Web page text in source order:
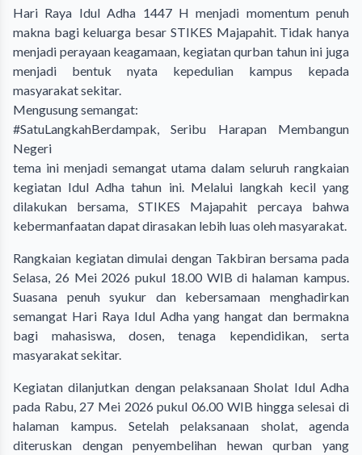
Hari Raya Idul Adha 1447 H menjadi momentum penuh
makna bagi keluarga besar STIKES Majapahit. Tidak hanya
menjadi perayaan keagamaan, kegiatan qurban tahun ini juga
menjadi bentuk nyata kepedulian kampus kepada
masyarakat sekitar.
Mengusung semangat:
#SatuLangkahBerdampak, Seribu Harapan Membangun
Negeri
tema ini menjadi semangat utama dalam seluruh rangkaian
kegiatan Idul Adha tahun ini. Melalui langkah kecil yang
dilakukan bersama, STIKES Majapahit percaya bahwa
kebermanfaatan dapat dirasakan lebih luas oleh masyarakat.
Rangkaian kegiatan dimulai dengan Takbiran bersama pada
Selasa, 26 Mei 2026 pukul 18.00 WIB di halaman kampus.
Suasana penuh syukur dan kebersamaan menghadirkan
semangat Hari Raya Idul Adha yang hangat dan bermakna
bagi mahasiswa, dosen, tenaga kependidikan, serta
masyarakat sekitar.
Kegiatan dilanjutkan dengan pelaksanaan Sholat Idul Adha
pada Rabu, 27 Mei 2026 pukul 06.00 WIB hingga selesai di
halaman kampus. Setelah pelaksanaan sholat, agenda
diteruskan dengan penyembelihan hewan qurban yang